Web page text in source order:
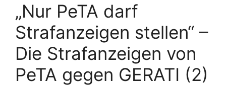
i
n
w
r
t
e
r
„Nur PeTA darf
Strafanzeigen stellen“ –
Die Strafanzeigen von
PeTA gegen GERATI (2)